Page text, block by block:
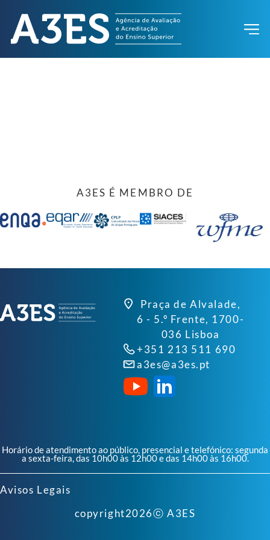
A3ES É MEMBRO DE
Praça de Alvalade,
6 - 5.º Frente, 1700-
036 Lisboa
+351 213 511 690
a3es@a3es.pt
Horário de atendimento ao público, presencial e telefónico: segunda
a sexta-feira, das 10h00 às 12h00 e das 14h00 às 16h00.
Avisos Legais
copyright2026ⓒ A3ES